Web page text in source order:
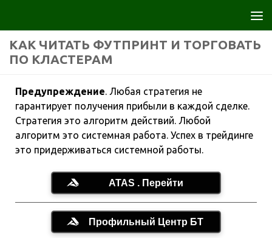
КАК ЧИТАТЬ ФУТПРИНТ И ТОРГОВАТЬ
ПО КЛАСТЕРАМ
Предупреждение. Любая стратегия не
гарантирует получения прибыли в каждой сделке.
Стратегия это алгоритм действий. Любой
алгоритм это системная работа. Успех в трейдинге
это придерживаться системной работы.
ATAS . Перейти
Профильный Центр БТ